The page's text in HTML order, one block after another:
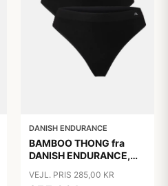
DANISH ENDURANCE
BAMBOO THONG fra
DANISH ENDURANCE,
VEJL. PRIS 285,00 KR